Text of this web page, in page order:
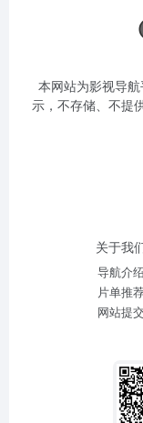
本网站为影视导
示，不存储、不提
关于我
导航介绍
片单推
网站提交